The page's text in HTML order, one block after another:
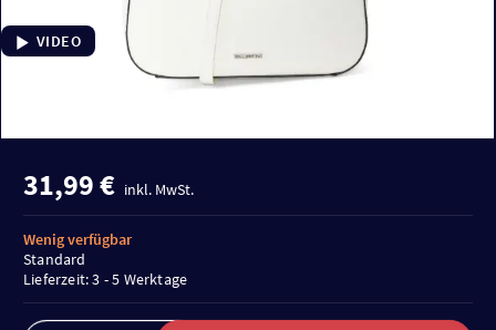
VIDEO
31,99 € inkl. MwSt.
Wenig verfügbar
Standard
Lieferzeit: 3 - 5 Werktage